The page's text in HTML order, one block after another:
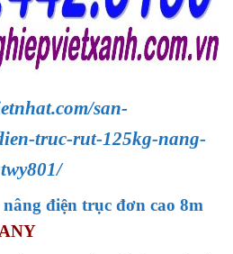
san-
truc-rut-125kg-nang-
điện trục đơn cao 8m